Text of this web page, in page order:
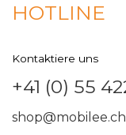
HOTLINE
Kontaktiere uns
+41 (0) 55
shop@mobilee.ch